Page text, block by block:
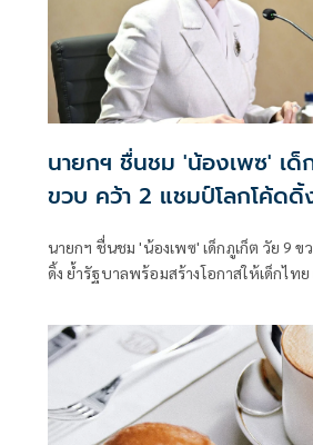
นายกฯ ชื่นชม 'น้องเพซ' เด็
ขวบ คว้า 2 แชมป์โลกโค้ดดิ้
นายกฯ ชื่นชม 'น้องเพซ' เด็กภูเก็ต วัย 9
ดิ้ง ย้ำรัฐบาลพร้อมสร้างโอกาสให้เด็กไท